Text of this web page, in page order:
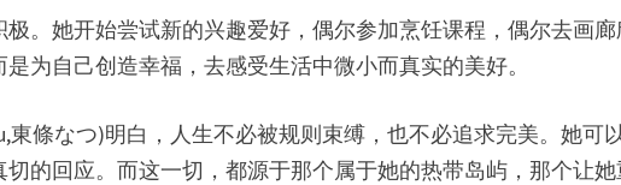
。她开始尝试新的兴趣爱好，偶尔参加烹饪课程，偶尔去画
为自己创造幸福，去感受生活中微小而真实的美好。
條なつ)明白，人生不必被规则束缚，也不必追求完美。她可
的回应。而这一切，都源于那个属于她的热带岛屿，那个让她